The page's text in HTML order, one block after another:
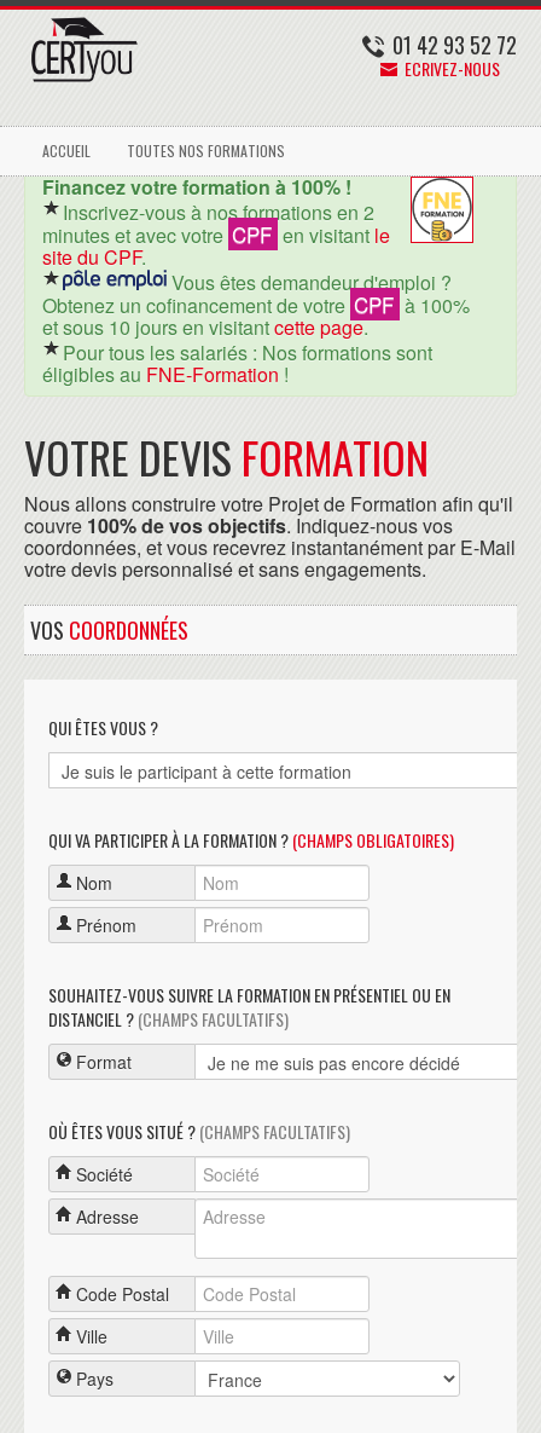
01 42 93 52 72
ECRIVEZ-NOUS
ACCUEIL TOUTES NOS FORMATIONS
Financez votre formation à 100% !
Inscrivez-vous à nos formations en 2
minutes et avec votre CPF en visitant le
site du CPF.
Vous êtes demandeur d'emploi ?
Obtenez un cofinancement de votre CPF à 100%
et sous 10 jours en visitantcette page.
Pour tous les salariés : Nos formations sont
éligibles au FNE-Formation !
VOTRE DEVIS FORMATION
Nous allons construire votre Projet de Formation afin qu'il
couvre 100% de vos objectifs. Indiquez-nous vos
coordonnées, et vous recevrez instantanément par E-Mail
votre devis personnalisé et sans engagements.
VOS COORDONNÉES
QUI ÊTES VOUS ?
QUI VA PARTICIPER À LA FORMATION ?(CHAMPS OBLIGATOIRES)
Nom
Prénom
SOUHAITEZ-VOUS SUIVRE LA FORMATION EN PRÉSENTIEL OU EN
DISTANCIEL ?(CHAMPS FACULTATIFS)
Format
OÙ ÊTES VOUS SITUÉ ?(CHAMPS FACULTATIFS)
Société
Adresse
Code Postal
Ville
Pays